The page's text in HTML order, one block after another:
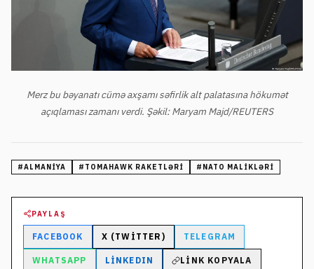
Merz bu bəyanatı cümə axşamı səfirlik alt palatasına hökumət
açıqlaması zamanı verdi. Şəkil: Maryam Majd/REUTERS
#ALMANIYA # TOMAHAWK RAKETLƏRI # NATO MALIKLƏRI
PAYLAŞ
FACEBOOK X (TWITTER) TELEGRAM
WHATSAPP LINKEDIN LINK KOPYALA